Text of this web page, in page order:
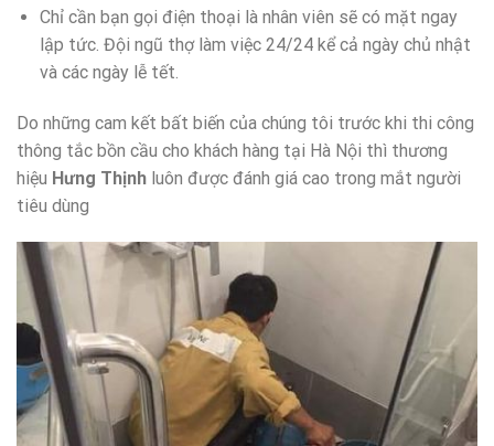
Chỉ cần bạn gọi điện thoại là nhân viên sẽ có mặt ngay
lập tức. Đội ngũ thợ làm việc 24/24 kể cả ngày chủ nhật
và các ngày lễ tết.
Do những cam kết bất biến của chúng tôi trước khi thi công
thông tắc bồn cầu cho khách hàng tại Hà Nội thì thương
hiệu Hưng Thịnh luôn được đánh giá cao trong mắt người
tiêu dùng